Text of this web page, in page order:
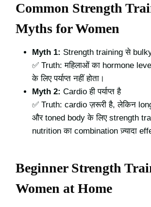
Common Strength
Myths for Women
Myth 1: Strength training से
✅ Truth: महिलाओं का hormone
के लिए पर्याप्त नहीं होता।
Myth 2: Cardio ही पर्याप्त है
✅ Truth: cardio ज़रूरी है, लेकिन
और toned body के लिए strength
nutrition का combination ज़्यादा
Beginner Strength
Women at Home